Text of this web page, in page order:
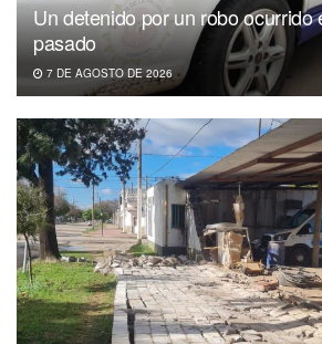
Un detenido por un robo ocurrido
pasado
7 DE AGOSTO DE 2026